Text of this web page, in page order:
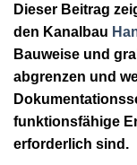
Dieser Beitrag
den Kanalbau
Bauweise und
abgrenzen und
funktionsfähige
erforderlich sind.